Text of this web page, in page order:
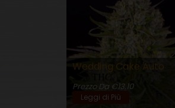
Wedding Cake Auto
Prezzo Da €13.10
Leggi di Più